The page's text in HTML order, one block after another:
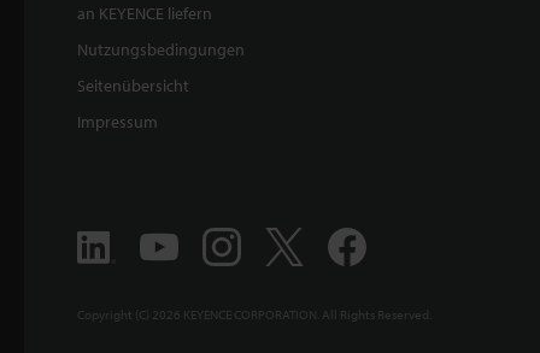
an KEYENCE liefern
Nutzungsbedingungen
Seitenübersicht
Impressum
Copyright (C) 2026 KEYENCE CORPORATION. All Rights Reserved.